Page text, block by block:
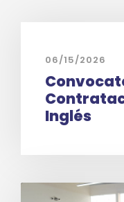
06/15/2026
Inglés